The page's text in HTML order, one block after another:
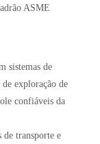
ASME
sistemas de
exploração de
confiáveis ​​da
de transporte e